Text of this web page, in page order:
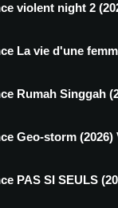
violent night 2
La vie d'une
Rumah Singgah
Geo-storm (2026)
PAS SI SEULS